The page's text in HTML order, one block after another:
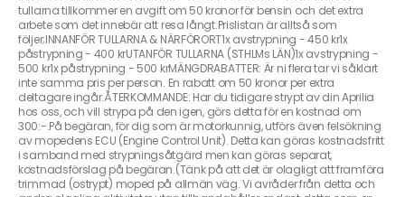
tullarna tillkommer en avgift om 50 kronor för bensin och det extra
arbete som det innebär att resa långt.Prislistan är alltså som
följer;INNANFÖR TULLARNA & NÄRFÖRORT1x avstrypning - 450 kr1x
påstrypning - 400 krUTANFÖR TULLARNA (STHLMs LÄN)1x avstrypning -
500 kr1x påstrypning - 500 krMÄNGDRABATTER: Är ni flera tar vi såklart
inte samma pris per person. En rabatt om 50 kronor per extra
deltagare ingår.ÅTERKOMMANDE: Har du tidigare strypt av din Aprilia
hos oss, och vill strypa på den igen, görs detta för en kostnad om
300:-.På begäran, för dig som är motorkunnig, utförs även felsökning
av mopedens ECU (Engine Control Unit). Detta kan göras kostnadsfritt
i samband med strypningsåtgärd men kan göras separat,
kostnadsförslag på begäran.(Tänk på att det är olagligt att framföra
trimmad (ostrypt) moped på allmän väg. Vi avråder från detta och